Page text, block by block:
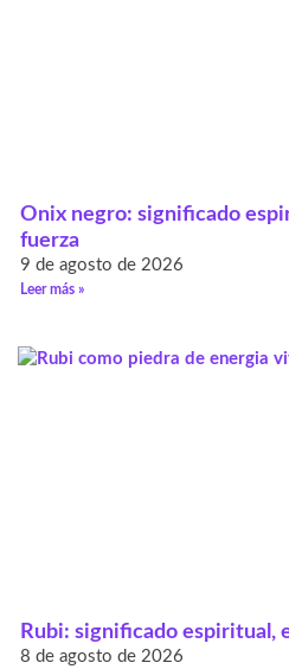
Onix negro: significado
fuerza
9 de agosto de 2026
Leer más »
Rubi: significado espiritual,
8 de agosto de 2026